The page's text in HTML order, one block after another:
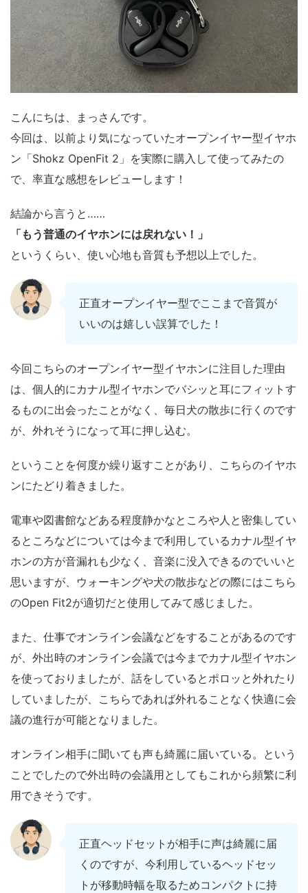
こんにちは、まっさんです。
今回は、以前より気になっていたオープンイヤー型イヤホ
ン「Shokz OpenFit 2」を実際に購入して使ってみたの
で、率直な感想をレビューします！
結論から言うと……
「もう普通のイヤホンには戻れない！」
というくらい、使い心地も音質も予想以上でした。
正直オープンイヤー型でここまで音質が
いいのは嬉しい誤算でした！
今回こちらのオープンイヤー型イヤホンに注目した理由
は、個人的にカナル型イヤホンでバシッと耳にフィットす
るものに出会ったことがなく、毎日犬の散歩に行くのです
が、外れそうになって耳に押し込む。
ということを何度か繰り返すことがあり、こちらのイヤホ
ンにたどり着きました。
電車や図書館などある程度静かなところや人と密集してい
るところなどについては今まで利用しているカナル型イヤ
ホンの方が音漏れも少なく、音楽に没入できるのでいいと
思いますが、ウォーキングや犬の散歩などの際にはこちら
のOpen Fit2が適切だと使用してみて感じました。
また、仕事でオンライン会議などをすることがあるのです
が、外出時のオンライン会議では今までカナル型イヤホン
を使っておりましたが、話をしているとポロッと外れたり
していましたが、こちらであれば外れることなく快適に会
議の進行が可能となりました。
オンライン相手に聞いても声も綺麗に届いている。という
ことでしたので外出時の会議用としてもこれから頻繁に利
用できそうです。
正直ヘッドセットが相手に声は綺麗に届
くのですが、今利用しているヘッドセッ
トが移動時幅を取るためコンパクトに持